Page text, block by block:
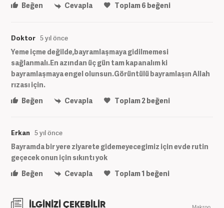
Beğen
Cevapla Toplam6 beğeni
Doktor 5 yıl önce
Yeme içme değilde,bayramlaşmaya gidilmemesi
sağlanmalı.En azından üç gün tam kapanalım ki
bayramlaşmaya engel olunsun.Görüntülü bayramlaşın Allah
rızası için.
Beğen
Cevapla Toplam2 beğeni
Erkan 5 yıl önce
Bayramda bir yere ziyarete gidemeyecegimiz için evde rutin
geçecek onun için sıkıntı yok
Beğen
Cevapla Toplam1 beğeni
İLGİNİZİ ÇEKEBİLİR